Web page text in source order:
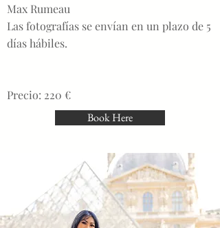
Max Rumeau
Las fotografías se envían en un plazo de 5
días hábiles.
Precio: 220 €
Book Here